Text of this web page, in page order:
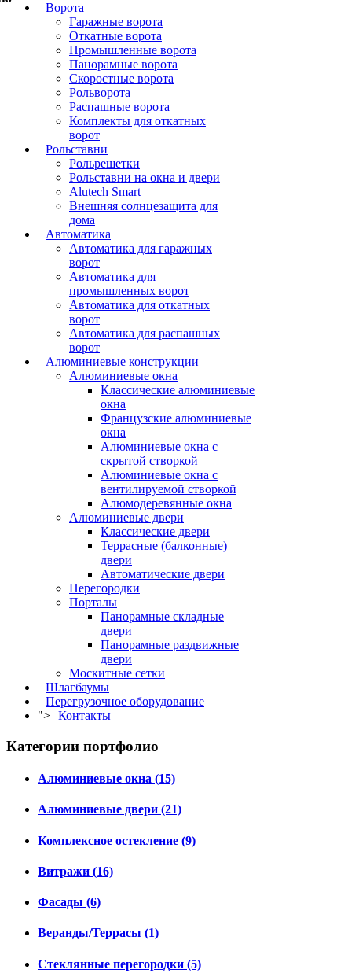
Ворота
Гаражные ворота
Откатные ворота
Промышленные ворота
Панорамные ворота
Скоростные ворота
Рольворота
Распашные ворота
Комплекты для откатных
ворот
Рольставни
Рольрешетки
Рольставни на окна и двери
Alutech Smart
Внешняя солнцезащита для
дома
Автоматика
Автоматика для гаражных
ворот
Автоматика для
промышленных ворот
Автоматика для откатных
ворот
Автоматика для распашных
ворот
Алюминиевые конструкции
Алюминиевые окна
Классические алюминиевые
окна
Французские алюминиевые
окна
Алюминиевые окна с
скрытой створкой
Алюминиевые окна с
вентилируемой створкой
Алюмодеревянные окна
Алюминиевые двери
Классические двери
Террасные (балконные)
двери
Автоматические двери
Перегородки
Порталы
Панорамные складные
двери
Панорамные раздвижные
двери
Москитные сетки
Шлагбаумы
Перегрузочное оборудование
"> Контакты
Категории портфолио
Алюминиевые окна (15)
Алюминиевые двери (21)
Комплексное остекление (9)
Витражи (16)
Фасады (6)
Веранды/Террасы (1)
Стеклянные перегородки (5)